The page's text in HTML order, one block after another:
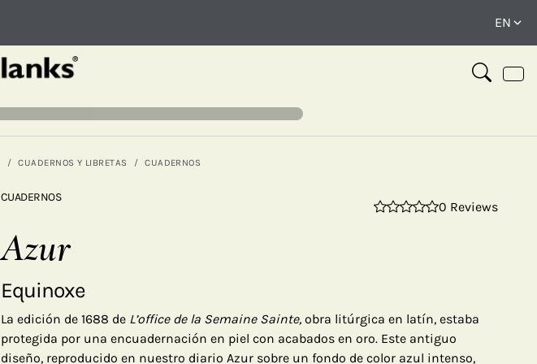
CUADERNOS Y LIBRETAS CUADERNOS
CUADERNOS
0 Reviews
Azur
Equinoxe
La edición de 1688 de L’office de la Semaine Sainte, obra litúrgica en latín, estaba
protegida por una encuadernación en piel con acabados en oro. Este antiguo
diseño, reproducido en nuestro diario Azur sobre un fondo de color azul intenso,